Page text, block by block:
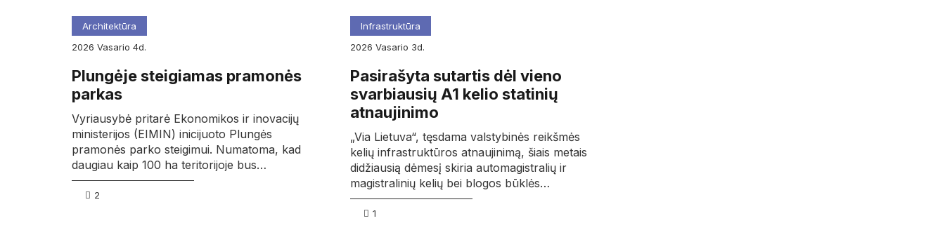
Architektūra
2026
vasario 4d.
Plungėje steigiamas pramonės
parkas
Vyriausybė pritarė Ekonomikos ir inovacijų
ministerijos (EIMIN) inicijuoto Plungės
pramonės parko steigimui. Numatoma, kad
daugiau kaip 100 ha teritorijoje bus…
2
Infrastruktūra
2026
vasario 3d.
Pasirašyta sutartis dėl vieno
svarbiausių A1 kelio statinių
atnaujinimo
„Via Lietuva“, tęsdama valstybinės reikšmės
kelių infrastruktūros atnaujinimą, šiais metais
didžiausią dėmesį skiria automagistralių ir
magistralinių kelių bei blogos būklės…
1